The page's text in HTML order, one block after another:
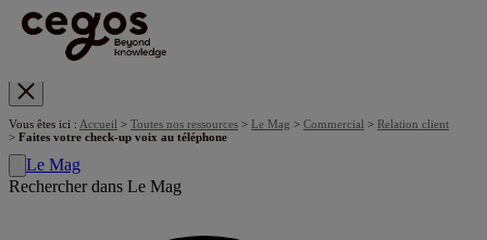
Vous êtes ici : Accueil > Toutes nos ressources > Le Mag > Commercial > Relation client
> Faites votre check-up voix au téléphone
Le Mag
Rechercher dans Le Mag